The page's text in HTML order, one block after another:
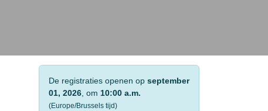
De registraties openen op
september 01, 2026, om
(Europe/Brussels tijd)